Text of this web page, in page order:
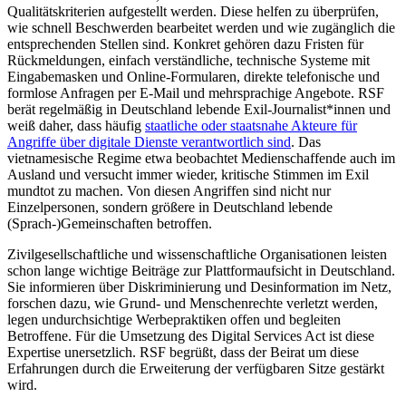
Qualitätskriterien aufgestellt werden. Diese helfen zu überprüfen,
wie schnell Beschwerden bearbeitet werden und wie zugänglich die
entsprechenden Stellen sind. Konkret gehören dazu Fristen für
Rückmeldungen, einfach verständliche, technische Systeme mit
Eingabemasken und Online-Formularen, direkte telefonische und
formlose Anfragen per E-Mail und mehrsprachige Angebote. RSF
berät regelmäßig in Deutschland lebende Exil-Journalist*innen und
weiß daher, dass häufig staatliche oder staatsnahe Akteure für
Angriffe über digitale Dienste verantwortlich sind. Das
vietnamesische Regime etwa beobachtet Medienschaffende auch im
Ausland und versucht immer wieder, kritische Stimmen im Exil
mundtot zu machen. Von diesen Angriffen sind nicht nur
Einzelpersonen, sondern größere in Deutschland lebende
(Sprach-)Gemeinschaften betroffen.
Zivilgesellschaftliche und wissenschaftliche Organisationen leisten
schon lange wichtige Beiträge zur Plattformaufsicht in Deutschland.
Sie informieren über Diskriminierung und Desinformation im Netz,
forschen dazu, wie Grund- und Menschenrechte verletzt werden,
legen undurchsichtige Werbepraktiken offen und begleiten
Betroffene. Für die Umsetzung des Digital Services Act ist diese
Expertise unersetzlich. RSF begrüßt, dass der Beirat um diese
Erfahrungen durch die Erweiterung der verfügbaren Sitze gestärkt
wird.